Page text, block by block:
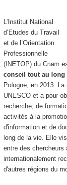
L’Institut National
d’Etudes du Travail
et de l’Orientation
Professionnelle
(INETOP) du Cnam
conseil tout au long
Pologne, en 2013.
UNESCO et a pour
recherche, de
activités à la
d'information et de
long de la vie. Elle
entre des
internationalement
d'autres régions du